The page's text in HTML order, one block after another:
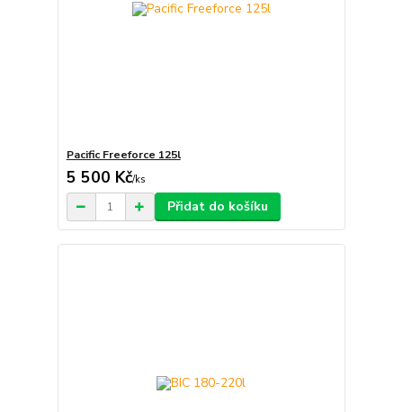
Pacific Freeforce 125l
5 500 Kč/ks
Přidat do košíku